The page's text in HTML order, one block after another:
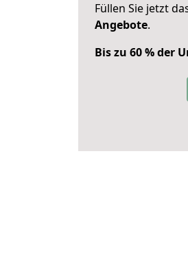
Füllen Sie jetzt
Angebote.
Bis zu 60 % der